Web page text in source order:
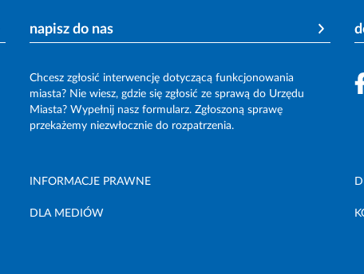
napisz do nas
Chcesz zgłosić interwencję dotyczącą funkcjonowania
miasta? Nie wiesz, gdzie się zgłosić ze sprawą do Urzędu
Miasta? Wypełnij nasz formularz. Zgłoszoną sprawę
przekażemy niezwłocznie do rozpatrzenia.
INFORMACJE PRAWNE
DLA MEDIÓW